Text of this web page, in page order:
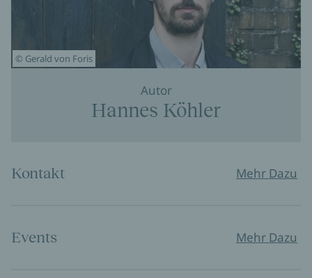
© Gerald von Foris
Autor
Hannes Köhler
Kontakt Mehr Dazu
Events Mehr Dazu